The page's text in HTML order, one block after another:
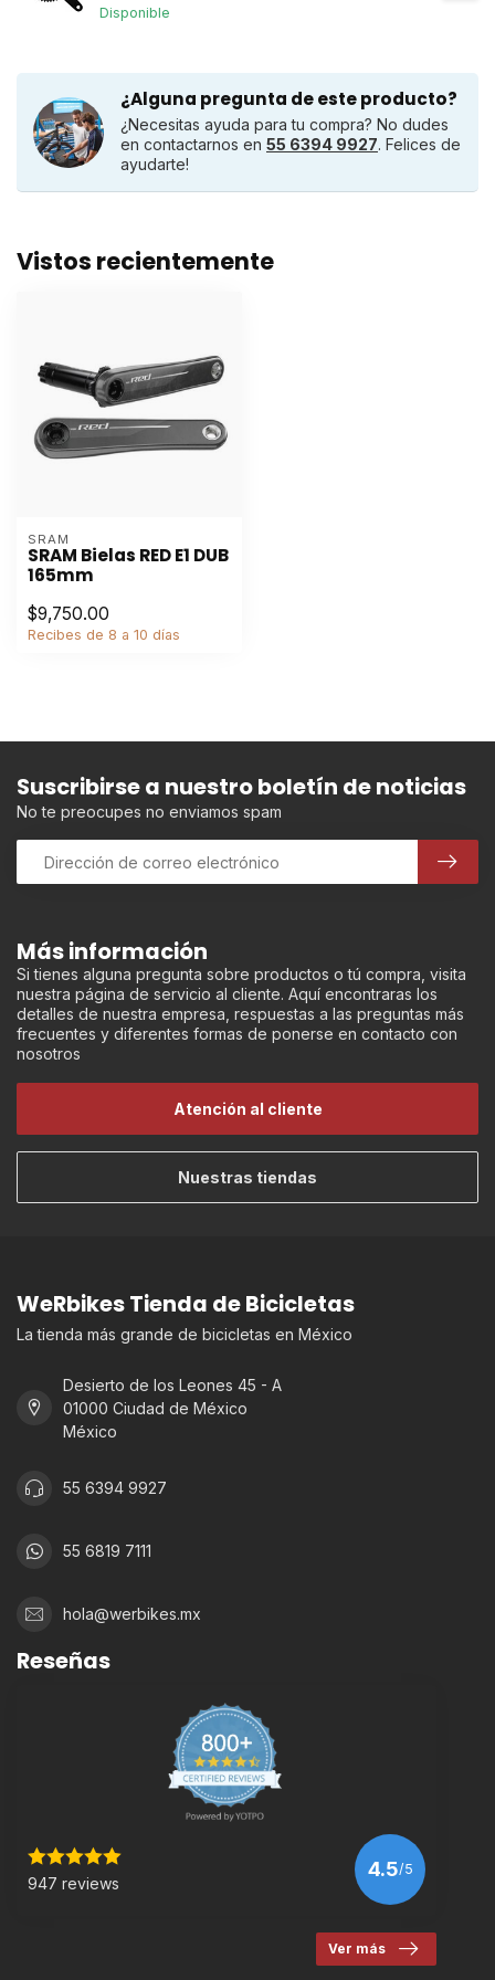
Disponible
¿Alguna pregunta de este producto?
¿Necesitas ayuda para tu compra? No dudes
en contactarnos en 55 6394 9927. Felices de
ayudarte!
Vistos recientemente
SRAM
SRAM Bielas RED E1 DUB
165mm
$9,750.00
Recibes de 8 a 10 días
Más información
Si tienes alguna pregunta sobre productos o tú compra, visita
nuestra página de servicio al cliente. Aquí encontraras los
detalles de nuestra empresa, respuestas a las preguntas más
frecuentes y diferentes formas de ponerse en contacto con
nosotros
Atención al cliente
Nuestras tiendas
Suscribirse a nuestro boletín de noticias
No te preocupes no enviamos spam
WeRbikes Tienda de Bicicletas
La tienda más grande de bicicletas en México
Desierto de los Leones 45 - A
01000 Ciudad de México
México
55 6394 9927
55 6819 7111
hola@werbikes.mx
Reseñas
947 reviews
4.5/5
Ver más